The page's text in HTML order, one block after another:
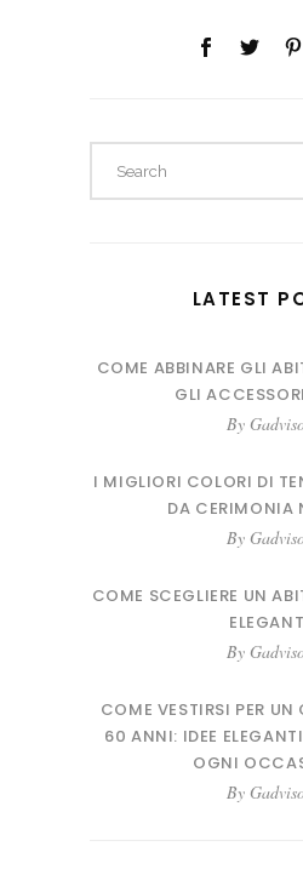
LATEST
COME ABBINARE GLI
GLI
By
I MIGLIORI COLORI DI
DA CERIMONIA
By
COME SCEGLIERE UN
By
COME VESTIRSI PER
60 ANNI: IDEE
OGNI
By